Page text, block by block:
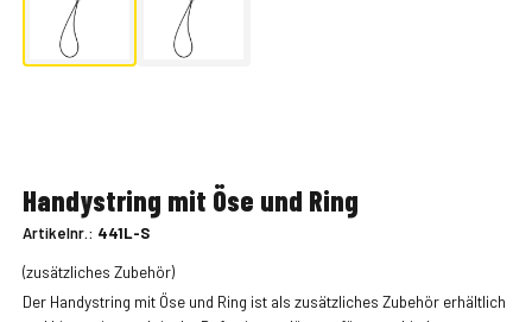
Handystring mit Öse und Ring
Artikelnr.: 441L-S
(zusätzliches Zubehör)
Der Handystring mit Öse und Ring ist als zusätzliches Zubehör erhältlich